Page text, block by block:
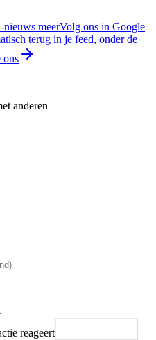
meerVolg ons in Google
terug in je feed, onder de
ons
anderen
reageert